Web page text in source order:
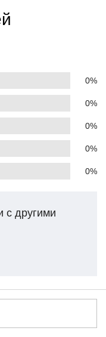
0%
0%
0%
0%
0%
с другими